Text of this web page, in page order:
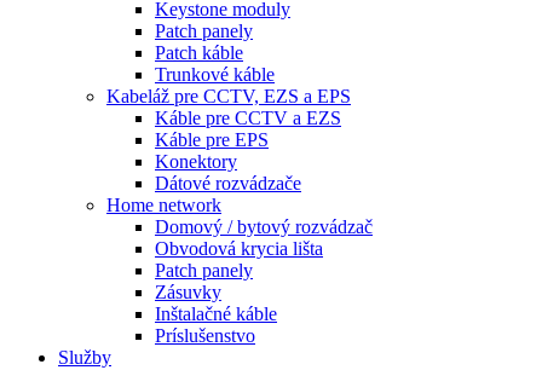
Keystone moduly
Patch panely
Patch káble
Trunkové káble
Kabeláž pre CCTV, EZS a EPS
Káble pre CCTV a EZS
Káble pre EPS
Konektory
Dátové rozvádzače
Home network
Domový / bytový rozvádzač
Obvodová krycia lišta
Patch panely
Zásuvky
Inštalačné káble
Príslušenstvo
Služby